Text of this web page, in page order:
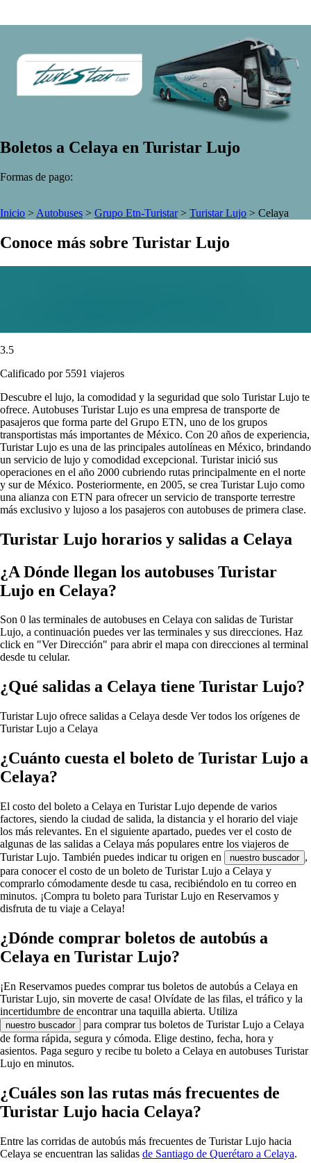
Boletos a Celaya en Turistar Lujo
Formas de pago:
Inicio > Autobuses > Grupo Etn-Turistar> Turistar Lujo > Celaya
Conoce más sobre Turistar Lujo
3.5
Calificado por 5591 viajeros
Descubre el lujo, la comodidad y la seguridad que solo Turistar Lujo te
ofrece. Autobuses Turistar Lujo es una empresa de transporte de
pasajeros que forma parte del Grupo ETN, uno de los grupos
transportistas más importantes de México. Con 20 años de experiencia,
Turistar Lujo es una de las principales autolíneas en México, brindando
un servicio de lujo y comodidad excepcional. Turistar inició sus
operaciones en el año 2000 cubriendo rutas principalmente en el norte
y sur de México. Posteriormente, en 2005, se crea Turistar Lujo como
una alianza con ETN para ofrecer un servicio de transporte terrestre
más exclusivo y lujoso a los pasajeros con autobuses de primera clase.
Turistar Lujo horarios y salidas a Celaya
¿A Dónde llegan los autobuses Turistar
Lujo en Celaya?
Son 0 las terminales de autobuses en Celaya con salidas de Turistar
Lujo, a continuación puedes ver las terminales y sus direcciones. Haz
click en "Ver Dirección" para abrir el mapa con direcciones al terminal
desde tu celular.
¿Qué salidas a Celaya tiene Turistar Lujo?
Turistar Lujo ofrece salidas a Celaya desde Ver todos los orígenes de
Turistar Lujo a Celaya
¿Cuánto cuesta el boleto de Turistar Lujo a
Celaya?
El costo del boleto a Celaya en Turistar Lujo depende de varios
factores, siendo la ciudad de salida, la distancia y el horario del viaje
los más relevantes. En el siguiente apartado, puedes ver el costo de
algunas de las salidas a Celaya más populares entre los viajeros de
Turistar Lujo. También puedes indicar tu origen en
nuestro buscador ,
para conocer el costo de un boleto de Turistar Lujo a Celaya y
comprarlo cómodamente desde tu casa, recibiéndolo en tu correo en
minutos. ¡Compra tu boleto para Turistar Lujo en Reservamos y
disfruta de tu viaje a Celaya!
¿Dónde comprar boletos de autobús a
Celaya en Turistar Lujo?
¡En Reservamos puedes comprar tus boletos de autobús a Celaya en
Turistar Lujo, sin moverte de casa! Olvídate de las filas, el tráfico y la
incertidumbre de encontrar una taquilla abierta. Utiliza
nuestro buscador
para comprar tus boletos de Turistar Lujo a Celaya
de forma rápida, segura y cómoda. Elige destino, fecha, hora y
asientos. Paga seguro y recibe tu boleto a Celaya en autobuses Turistar
Lujo en minutos.
¿Cuáles son las rutas más frecuentes de
Turistar Lujo hacia Celaya?
Entre las corridas de autobús más frecuentes de Turistar Lujo hacia
Celaya se encuentran las salidas de Santiago de Querétaro a Celaya.